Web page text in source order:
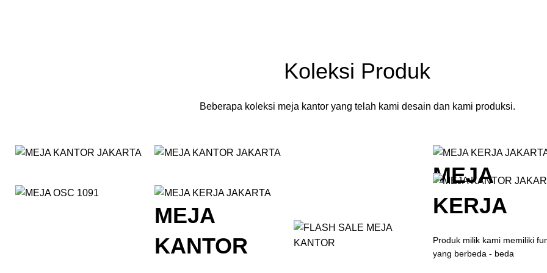
Koleksi Produk
Beberapa koleksi meja kantor yang telah kami desain dan kami produksi.
MEJA
KANTOR
MEJA
KERJA
Produk milik kami memiliki
yang berbeda - beda